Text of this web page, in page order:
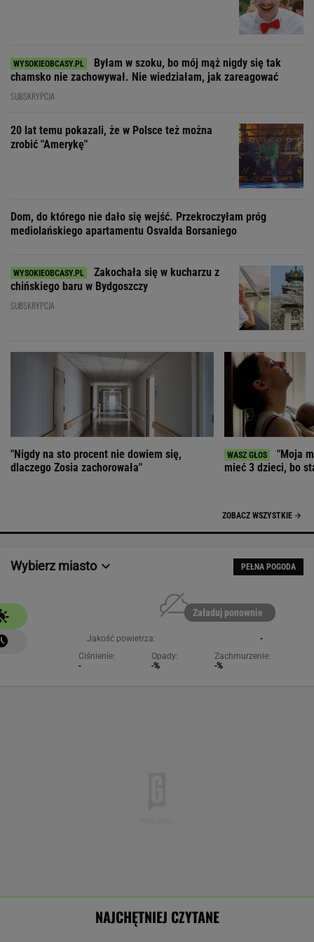
Byłam w szoku, bo mój mąż nigdy się tak
chamsko nie zachowywał. Nie wiedziałam, jak zareagować
SUBSKRYPCJA
20 lat temu pokazali, że w Polsce też można
zrobić "Amerykę"
Dom, do którego nie dało się wejść. Przekroczyłam próg
mediolańskiego apartamentu Osvalda Borsaniego
Zakochała się w kucharzu z
chińskiego baru w Bydgoszczy
SUBSKRYPCJA
"Nigdy na sto procent nie dowiem się,
dlaczego Zosia zachorowała"
"Moja
mieć 3 dzieci, bo
ZOBACZ WSZYSTKIE
Wybierz miasto PEŁNA POGODA
Załaduj ponownie
Jakość powietrza:
-
Ciśnienie:
-
Opady:
-%
Zachmurzenie:
-%
NAJCHĘTNIEJ CZYTANE